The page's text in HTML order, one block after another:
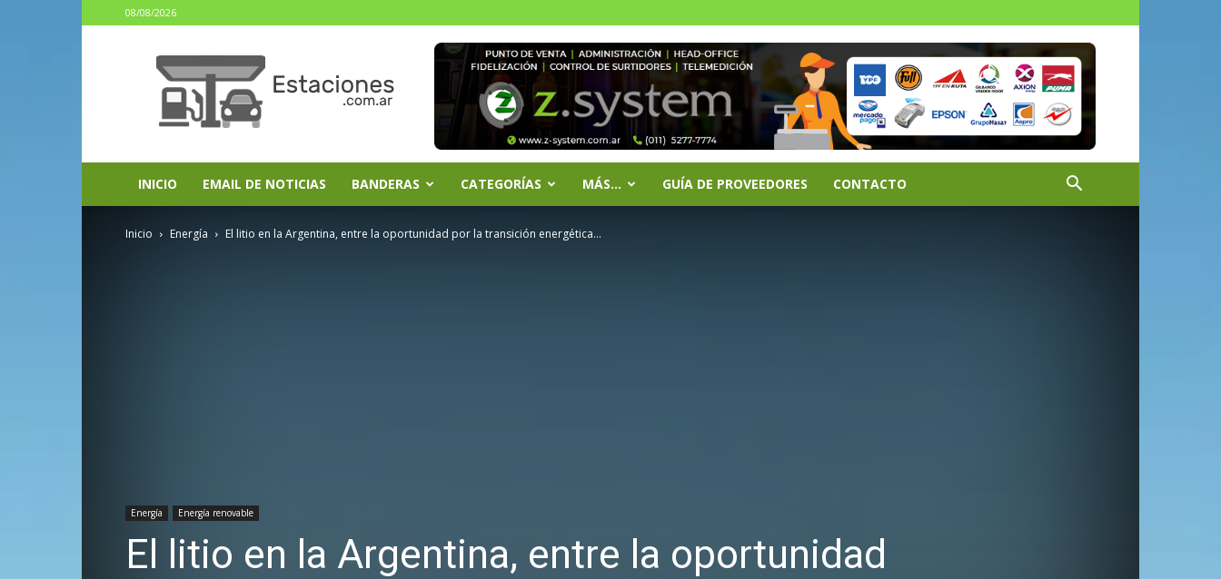
08/08/2026
INICIO EMAIL DE NOTICIAS BANDERAS CATEGORÍAS MÁS… GUÍA DE PROVEEDORES CONTACTO
Inicio Energía El litio en la Argentina, entre la oportunidad por la transición energética...
Energía Energía renovable
El litio en la Argentina, entre la oportunidad